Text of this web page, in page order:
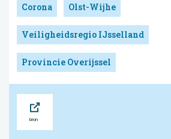
Corona Olst-Wijhe
Veiligheidsregio IJsselland
Provincie Overijssel